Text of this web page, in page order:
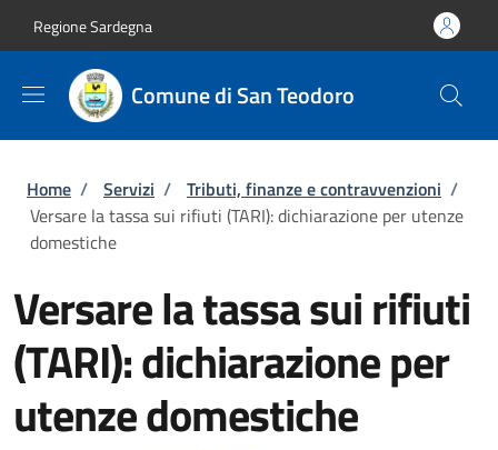
Regione Sardegna
Comune di San Teodoro
Briciole di pane
Home / Servizi / Tributi, finanze e contravvenzioni /
Versare la tassa sui rifiuti (TARI): dichiarazione per utenze
domestiche
Versare la tassa sui rifiuti
(TARI): dichiarazione per
utenze domestiche